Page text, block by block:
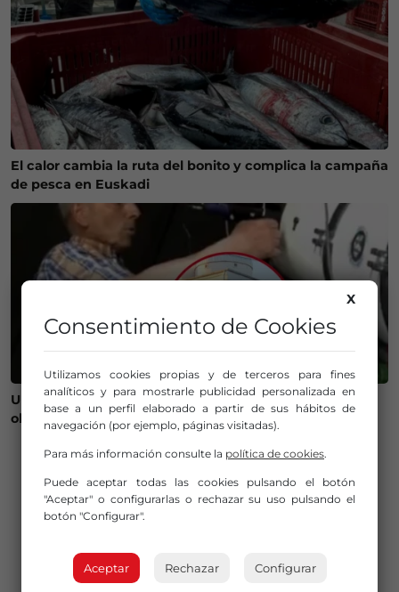
El calor cambia la ruta del bonito y complica la campaña
de pesca en Euskadi
Un bilbaíno invierte 100.000 euros en crear un
observatorio que será protagonista del eclipse
X
Consentimiento de Cookies
Utilizamos cookies propias y de terceros para fines
analíticos y para mostrarle publicidad personalizada en
base a un perfil elaborado a partir de sus hábitos de
navegación (por ejemplo, páginas visitadas).
Para más información consulte la política de cookies.
Puede aceptar todas las cookies pulsando el botón
"Aceptar" o configurarlas o rechazar su uso pulsando el
botón "Configurar".
Aceptar Rechazar Configurar